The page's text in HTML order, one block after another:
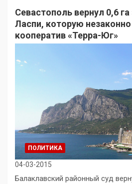
Севастополь вернул 0,6
Ласпи, которую
кооператив «Терра-Юг»
ПОЛИТИКА
04-03-2015
Балаклавский районный суд